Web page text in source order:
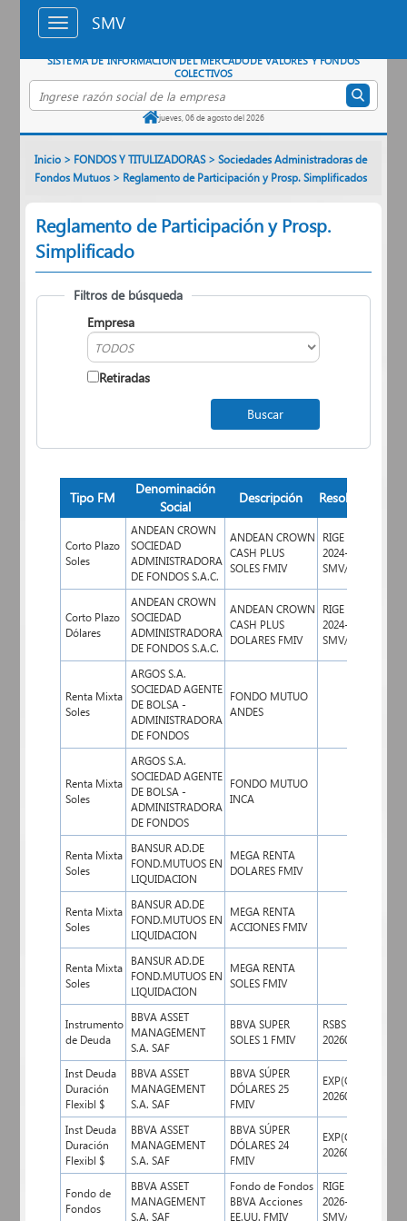
Saltar al contenido principal
SISTEMA DE INFORMACIÓN DEL MERCADODE VALORES Y FONDOS
COLECTIVOS
Buscar empresa por razón social
jueves, 06 de agosto del 2026
SMV
Inicio > FONDOS Y TITULIZADORAS>Sociedades Administradoras de
Fondos Mutuos > Reglamento de Participación y Prosp. Simplificados
Reglamento de Participación y Prosp.
Simplificado
Filtros de búsqueda
Empresa
Retiradas
Tipo FM
Denominación
Social
Descripción Resolución
Corto Plazo
Soles
ANDEAN CROWN
SOCIEDAD
ADMINISTRADORA
DE FONDOS S.A.C.
ANDEAN CROWN
CASH PLUS
SOLES FMIV
RIGE 098-
2024-
SMV/10.2
Corto Plazo
Dólares
ANDEAN CROWN
SOCIEDAD
ADMINISTRADORA
DE FONDOS S.A.C.
ANDEAN CROWN
CASH PLUS
DOLARES FMIV
RIGE 098-
2024-
SMV/10.2
Renta Mixta
Soles
ARGOS S.A.
SOCIEDAD AGENTE
DE BOLSA -
ADMINISTRADORA
DE FONDOS
FONDO MUTUO
ANDES
Renta Mixta
Soles
ARGOS S.A.
SOCIEDAD AGENTE
DE BOLSA -
ADMINISTRADORA
DE FONDOS
FONDO MUTUO
INCA
Renta Mixta
Soles
BANSUR AD.DE
FOND.MUTUOS EN
LIQUIDACION
MEGA RENTA
DOLARES FMIV
Renta Mixta
Soles
BANSUR AD.DE
FOND.MUTUOS EN
LIQUIDACION
MEGA RENTA
ACCIONES FMIV
Renta Mixta
Soles
BANSUR AD.DE
FOND.MUTUOS EN
LIQUIDACION
MEGA RENTA
SOLES FMIV
Instrumento
de Deuda
BBVA ASSET
MANAGEMENT
S.A. SAF
BBVA SUPER
SOLES 1 FMIV
RSBS
2026029710
Inst Deuda
Duración
Flexibl $
BBVA ASSET
MANAGEMENT
S.A. SAF
BBVA SÚPER
DÓLARES 25
FMIV
EXP(CDN)
2026028024
Inst Deuda
Duración
Flexibl $
BBVA ASSET
MANAGEMENT
S.A. SAF
BBVA SÚPER
DÓLARES 24
FMIV
EXP(CDN)
2026028023
Fondo de
Fondos
BBVA ASSET
MANAGEMENT
S.A. SAF
Fondo de Fondos
BBVA Acciones
EE.UU. FMIV
RIGE 091-
2026-
SMV/10.2